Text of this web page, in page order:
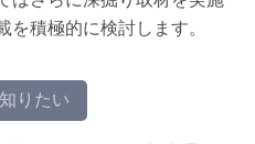
積極的に検討します。
りたい